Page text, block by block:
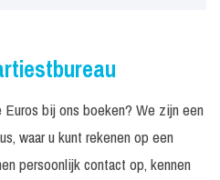
Euros bij ons boeken? We zijn een
waar u kunt rekenen op een
persoonlijk contact op, kennen